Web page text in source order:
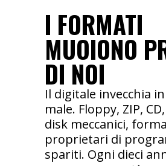
I FORMATI
MUOIONO
DI NOI
Il digitale invecchia
male. Floppy, ZIP,
disk meccanici,
proprietari di
spariti. Ogni dieci